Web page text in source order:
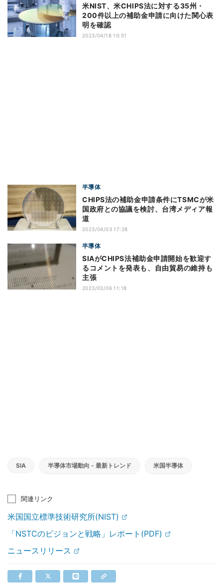
米NIST、米CHIPS法に対する35州・
200件以上の補助金申請に向けた関心表
明を確認
2023/04/18 10:51
半導体
CHIPS法の補助金申請条件にTSMCが米
国政府との協議を検討、台湾メディア報
道
2023/04/03 17:28
半導体
SIAがCHIPS法補助金申請開始を歓迎す
るコメントを発表も、自由貿易の維持も
主張
2023/03/06 11:18
SIA 半導体市場動向 - 最新トレンド 米国半導体
関連リンク
米国国立標準技術研究所(NIST)
「NSTCのビジョンと戦略」レポート(PDF)
ニュースリリース